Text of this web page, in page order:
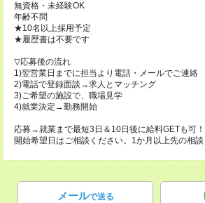
無資格・未経験OK
年齢不問
★10名以上採用予定
★履歴書は不要です
▽応募後の流れ
1)翌営業日までに担当より電話・メールでご連絡
2)電話で登録面談→求人とマッチング
3)ご希望の施設で、職場見学
4)就業決定→勤務開始
応募→就業まで最短3日＆10日後に給料GETも可！
開始希望日はご相談ください。1か月以上先の相談
メールで送る